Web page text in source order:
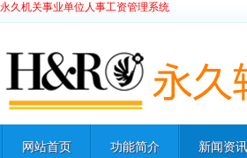
永久机关事业单位人事工资管理系统
网站首页 功能简介 新闻资讯